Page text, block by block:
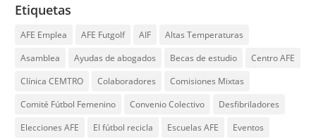
Etiquetas
AFE Emplea AFE Futgolf AIF
Altas Temperaturas
Asamblea
Ayudas de abogados Becas de estudio
Centro AFE
Clínica CEMTRO
Colaboradores
Comisiones Mixtas
Comité Fútbol Femenino
Convenio Colectivo
Desfibriladores
Elecciones AFE
El fútbol recicla Escuelas AFE
Eventos